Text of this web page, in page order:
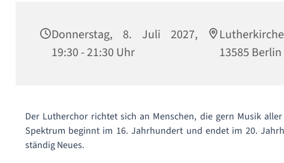
Donnerstag, 8. Juli 2027,
19:30 - 21:30 Uhr
13585 Berlin
Der Lutherchor richtet sich an Menschen, die gern Musik
Spektrum beginnt im 16. Jahrhundert und endet im 20.
ständig Neues.